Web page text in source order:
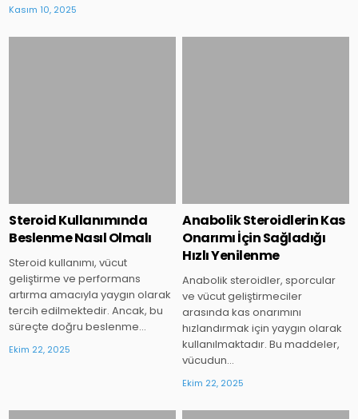
Kasım 10, 2025
Steroid Kullanımında
Beslenme Nasıl Olmalı
Steroid kullanımı, vücut
geliştirme ve performans
artırma amacıyla yaygın olarak
tercih edilmektedir. Ancak, bu
süreçte doğru beslenme…
Ekim 22, 2025
Anabolik Steroidlerin Kas
Onarımı İçin Sağladığı
Hızlı Yenilenme
Anabolik steroidler, sporcular
ve vücut geliştirmeciler
arasında kas onarımını
hızlandırmak için yaygın olarak
kullanılmaktadır. Bu maddeler,
vücudun…
Ekim 22, 2025